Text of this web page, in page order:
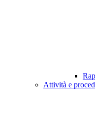
Attività e